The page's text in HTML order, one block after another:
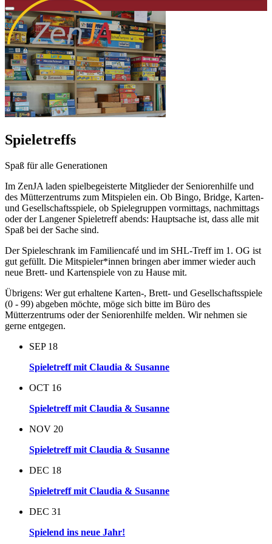
Spieletreffs
Spaß für alle Generationen
Im ZenJA laden spielbegeisterte Mitglieder der Seniorenhilfe und
des Mütterzentrums zum Mitspielen ein. Ob Bingo, Bridge, Karten-
und Gesellschaftsspiele, ob Spielegruppen vormittags, nachmittags
oder der Langener Spieletreff abends: Hauptsache ist, dass alle mit
Spaß bei der Sache sind.
Der Spieleschrank im Familiencafé und im SHL-Treff im 1. OG ist
gut gefüllt. Die Mitspieler*innen bringen aber immer wieder auch
neue Brett- und Kartenspiele von zu Hause mit.
Übrigens: Wer gut erhaltene Karten-, Brett- und Gesellschaftsspiele
(0 - 99) abgeben möchte, möge sich bitte im Büro des
Mütterzentrums oder der Seniorenhilfe melden. Wir nehmen sie
gerne entgegen.
SEP 18
Spieletreff mit Claudia & Susanne
OCT 16
Spieletreff mit Claudia & Susanne
NOV 20
Spieletreff mit Claudia & Susanne
DEC 18
Spieletreff mit Claudia & Susanne
DEC 31
Spielend ins neue Jahr!